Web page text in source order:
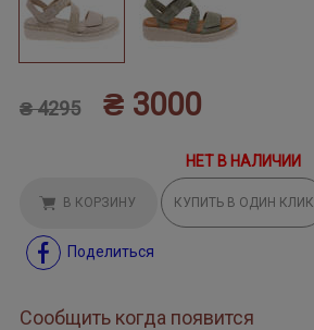
₴ 4295 ₴ 3000
НЕТ В НАЛИЧИИ
В КОРЗИНУ КУПИТЬ В ОДИН КЛИК
Поделиться
Сообщить когда появится